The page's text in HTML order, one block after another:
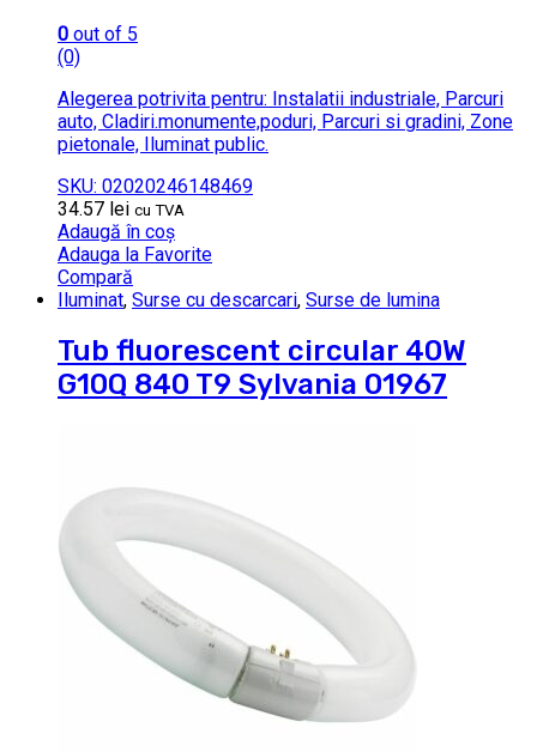
0 out of 5
(0)
Alegerea potrivita pentru: Instalatii industriale, Parcuri
auto, Cladiri.monumente,poduri, Parcuri si gradini, Zone
pietonale, Iluminat public.
SKU: 02020246148469
34.57 lei cu TVA
Adaugă în coș
Adauga la Favorite
Compară
Iluminat, Surse cu descarcari, Surse de lumina
Tub fluorescent circular 40W
G10Q 840 T9 Sylvania 01967